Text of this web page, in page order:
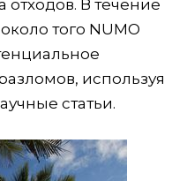
В течение
того NUMO
используя
статьи.